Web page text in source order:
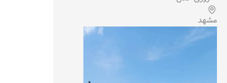
مشهد